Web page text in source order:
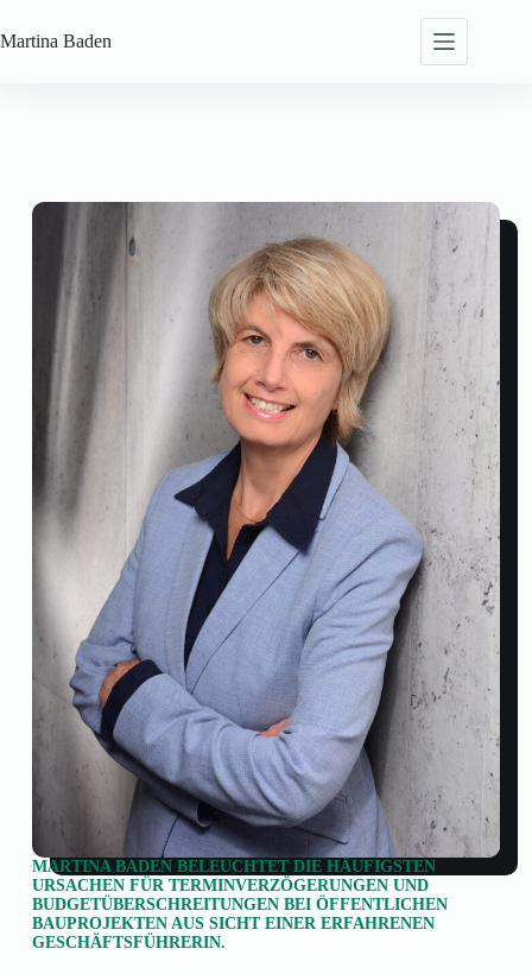
Inhalt
springen
Martina Baden
MARTINA BADEN BELEUCHTET DIE HÄUFIGSTEN
URSACHEN FÜR TERMINVERZÖGERUNGEN UND
BUDGETÜBERSCHREITUNGEN BEI ÖFFENTLICHEN
BAUPROJEKTEN AUS SICHT EINER ERFAHRENEN
GESCHÄFTSFÜHRERIN.